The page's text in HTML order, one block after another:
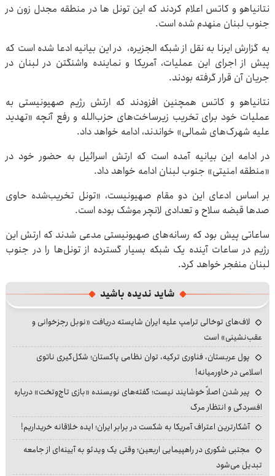
نتانیاهو و کاتس اعلام کردند که این تونل ها در منطقه مجدل زون در
جنوب لبنان منهدم شده است.
به گزارش ایرنا به نقل از شبکه الجزیره، در این بیانیه ادعا شده است که
پیش از اجرای این عملیات، آمریکا و نماینده واشنگتن در لبنان در
جریان آن قرار گرفته بودند.
نتانیاهو و کاتس همچنین افزودند که ارتش رژیم صهیونیستی به
عملیات خود برای تخریب زیرساخت‌های حزب‌الله و رفع آنچه «تهدید
علیه شهرک‌های شمالی» خواندند، ادامه خواهد داد.
در ادامه این بیانیه آمده است که ارتش اسرائیل به حضور خود در
«منطقه امنیتی» جنوب لبنان ادامه خواهد داد.
بر اساس ادعای این دو مقام صهیونیست، «تونل تخریب‌شده حاوی
صدها قبضه سلاح و تعدادی لانچر موشک بوده است.
ساعاتی پیش بود که رسانه‌های صهیونیستی مدعی شدند که ارتش این
رژیم در ساعات آینده یک شبکه بسیار گسترده از تونل‌ها را در جنوب
لبنان منفجر خواهد کرد.
شاید ندیده باشید
لاف‌های توخالی ترامپ علیه ایران شایسته دریافت «نوبل رجزخوانی و
عقب‌نشینی» است
پول عربستان، فناوری ترکیه، توان نظامی پاکستان؛ شکل‌گیری ناتوی
اسلامی در خاورمیانه!
پیر شدن اصلاً خوشایند نیست؛ گفته‌های نویسنده «بازی تاج‌وتخت» درباره
افسردگی و انتظار مرگ
آشکارترین اعتراف آمریکا به شکست در برابر ایران؛ ایده خلاقانه خریداریم!
مجتبی شکوری در راهپیمایی اربعین؛ وقتی یک ویدئو به آیینه‌ای از جامعه
تبدیل می‌شود